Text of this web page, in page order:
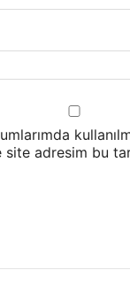
adresim bu